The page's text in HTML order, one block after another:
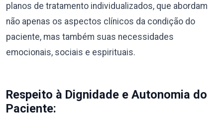
planos de tratamento individualizados, que abordam
não apenas os aspectos clínicos da condição do
paciente, mas também suas necessidades
emocionais, sociais e espirituais.
Respeito à Dignidade e Autonomia do
Paciente: